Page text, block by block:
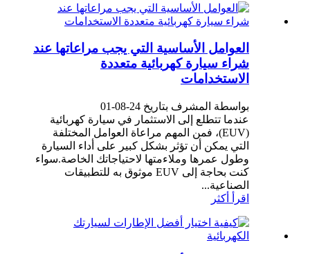
العوامل الأساسية التي يجب مراعاتها عند
شراء سيارة كهربائية متعددة
الاستخدامات
بواسطة المشرف بتاريخ 24-08-01
عندما تتطلع إلى الاستثمار في سيارة كهربائية
(EUV)، فمن المهم مراعاة العوامل المختلفة
التي يمكن أن تؤثر بشكل كبير على أداء السيارة
وطول عمرها وملاءمتها لاحتياجاتك الخاصة.سواء
كنت بحاجة إلى EUV موثوق به للتطبيقات
الصناعية...
اقرأ أكثر